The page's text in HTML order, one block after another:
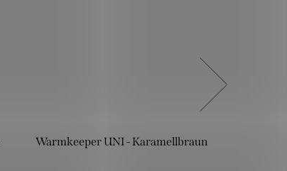
Warmkeeper UNI - Karamellbraun